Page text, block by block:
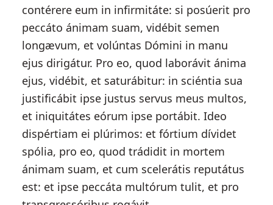
contérere eum in infirmitáte: si posúerit pro
peccáto ánimam suam, vidébit semen
longævum, et volúntas Dómini in manu
ejus dirigátur. Pro eo, quod laborávit ánima
ejus, vidébit, et saturábitur: in sciéntia sua
justificábit ipse justus servus meus multos,
et iniquitátes eórum ipse portábit. Ideo
dispértiam ei plúrimos: et fórtium dívidet
spólia, pro eo, quod trádidit in mortem
ánimam suam, et cum scelerátis reputátus
est: et ipse peccáta multórum tulit, et pro